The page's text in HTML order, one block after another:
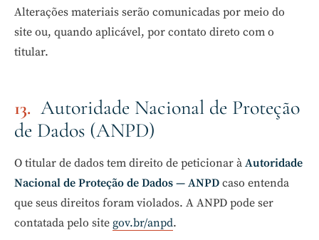
Alterações materiais serão comunicadas por meio do
site ou, quando aplicável, por contato direto com o
titular.
Autoridade Nacional de Proteção
de Dados (ANPD)
O titular de dados tem direito de peticionar à Autoridade
Nacional de Proteção de Dados — ANPD caso entenda
que seus direitos foram violados. A ANPD pode ser
contatada pelo site gov.br/anpd.